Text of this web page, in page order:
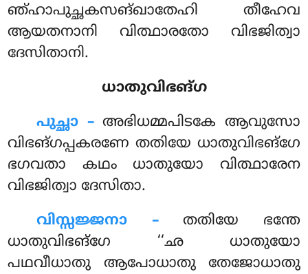
ഞ്ഹാപുച്ഛകസങ്ഖാതേഹി തീഹേവ
ആയതനാനി വിത്ഥാരതോ വിഭജിത്വാ
ദേസിതാനി.
ധാതുവിഭങ്ഗ
പുച്ഛാ –അഭിധമ്മപിടകേ ആവുസോ
വിഭങ്ഗപ്പകരണേ തതിയേ ധാതുവിഭങ്ഗേ
ഭഗവതാ കഥം ധാതുയോ വിത്ഥാരേന
വിഭജിത്വാ ദേസിതാ.
വിസ്സജ്ജനാ –തതിയേ ഭന്തേ
ധാതുവിഭങ്ഗേ ‘‘ഛ ധാതുയോ
പഥവീധാതു ആപോധാതു തേജോധാതു